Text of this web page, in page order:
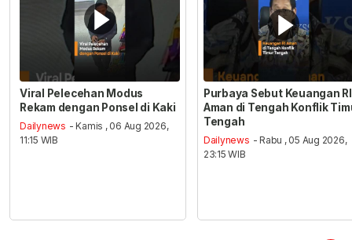
Viral Pelecehan Modus
Rekam dengan Ponsel di Kaki
Dailynews - Kamis , 06 Aug 2026,
11:15 WIB
Purbaya Sebut Keuangan RI
Aman di Tengah Konflik
Tengah
Dailynews - Rabu , 05 Aug 2026,
23:15 WIB